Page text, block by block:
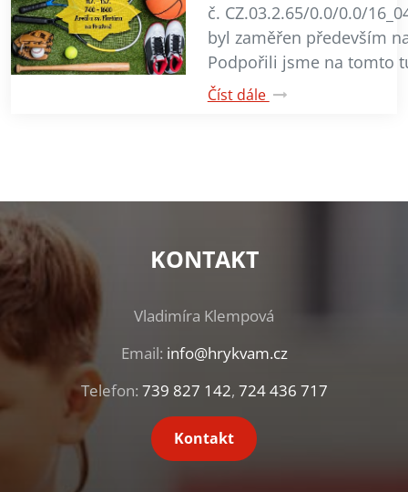
č. CZ.03.2.65/0.0/0.0/
byl zaměřen především
Podpořili jsme na tomto
Číst dále
KONTAKT
Vladimíra Klempová
Email: info@hrykvam.cz
Telefon: 739 827 142, 724 436 717
Kontakt